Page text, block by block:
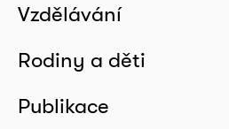
Vzdělávání
Rodiny a děti
Publikace